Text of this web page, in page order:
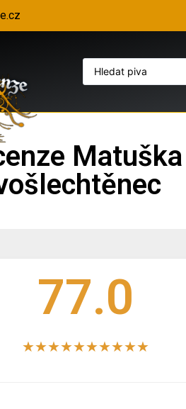
Matuška
77.0
★★★★★★★★★★